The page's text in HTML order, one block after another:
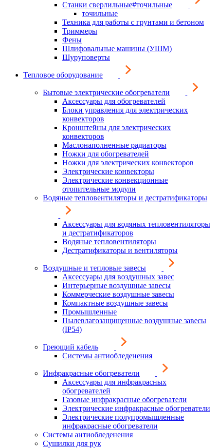
Станки сверлильные#точильные
точильные
Техника для работы с грунтами и бетоном
Триммеры
Фены
Шлифовальные машины (УШМ)
Шуруповерты
Тепловое оборудование
Бытовые электрические обогреватели
Аксессуары для обогревателей
Блоки управления для электрических
конвекторов
Кронштейны для электрических
конвекторов
Маслонаполненные радиаторы
Ножки для обогревателей
Ножки для электрических конвекторов
Электрические конвекторы
Электрические конвекционные
отопительные модули
Водяные тепловентиляторы и дестратификаторы
Аксессуары для водяных тепловентиляторы
и дестратификаторов
Водяные тепловентиляторы
Дестратификаторы и вентиляторы
Воздушные и тепловые завесы
Аксессуары для воздушных завес
Интерьерные воздушные завесы
Коммерческие воздушные завесы
Компактные воздушные завесы
Промышленные
Пылевлагозащищенные воздушные завесы
(IP54)
Греющий кабель
Системы антиобледенения
Инфракрасные обогреватели
Аксессуары для инфракрасных
обогревателей
Газовые инфракрасные обогреватели
Электрические инфракрасные обогреватели
Электрические полупромышленные
инфракрасные обогреватели
Системы антиобледенения
Сушилки для рук